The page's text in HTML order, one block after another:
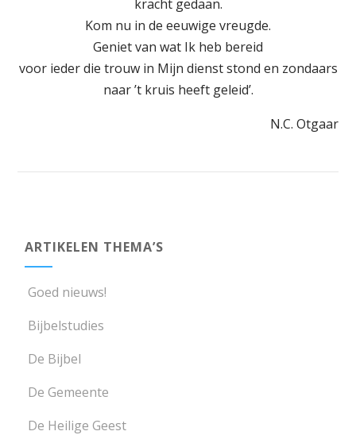
kracht gedaan.
Kom nu in de eeuwige vreugde.
Geniet van wat Ik heb bereid
voor ieder die trouw in Mijn dienst stond en zondaars
naar ’t kruis heeft geleid’.
N.C. Otgaar
ARTIKELEN THEMA’S
Goed nieuws!
Bijbelstudies
De Bijbel
De Gemeente
De Heilige Geest